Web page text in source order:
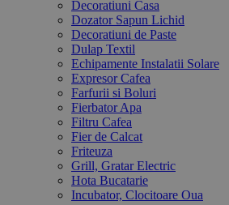
Decoratiuni Casa
Dozator Sapun Lichid
Decoratiuni de Paste
Dulap Textil
Echipamente Instalatii Solare
Expresor Cafea
Farfurii si Boluri
Fierbator Apa
Filtru Cafea
Fier de Calcat
Friteuza
Grill, Gratar Electric
Hota Bucatarie
Incubator, Clocitoare Oua